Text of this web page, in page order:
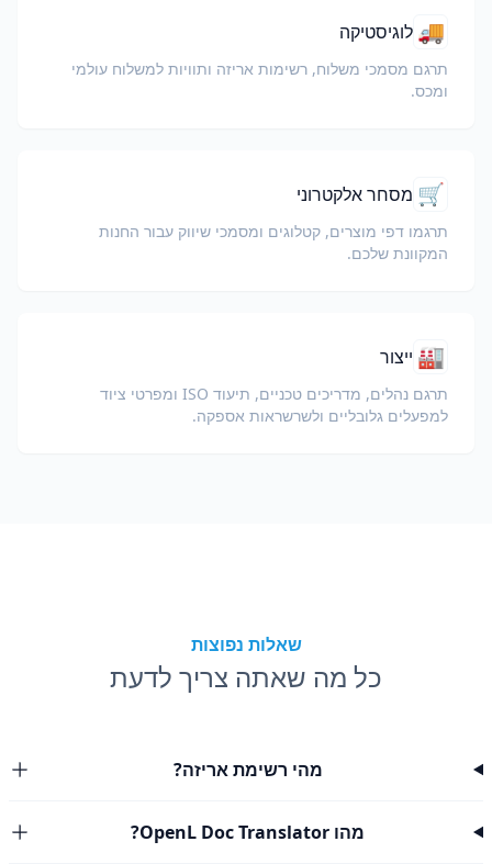
🚚 לוגיסטיקה
תרגם מסמכי משלוח, רשימות אריזה ותוויות למשלוח עולמי
ומכס.
🛒 מסחר אלקטרוני
תרגמו דפי מוצרים, קטלוגים ומסמכי שיווק עבור החנות
המקוונת שלכם.
🏭 ייצור
תרגם נהלים, מדריכים טכניים, תיעוד ISO ומפרטי ציוד
למפעלים גלובליים ולשרשראות אספקה.
שאלות נפוצות
כל מה שאתה צריך לדעת
מהי רשימת אריזה?
מהו OpenL Doc Translator?